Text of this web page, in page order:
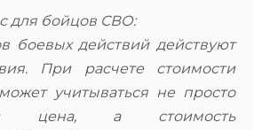
для бойцов СВО:
боевых действий действуют
При расчете стоимости
учитываться не просто
цена, а стоимость